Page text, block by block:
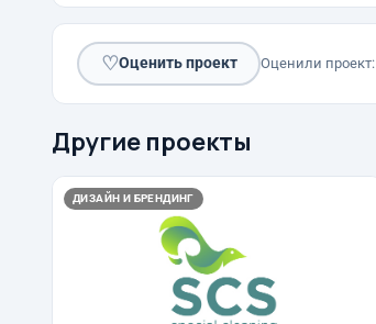
♡Оценить проект Оценили проект:
Другие проекты
ДИЗАЙН И БРЕНДИНГ